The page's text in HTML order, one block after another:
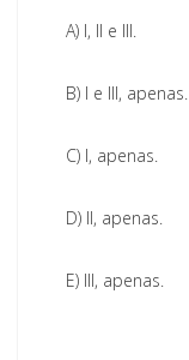
A) I, II e III.
B) I e III, apenas.
C) I, apenas.
D) II, apenas.
E) III, apenas.